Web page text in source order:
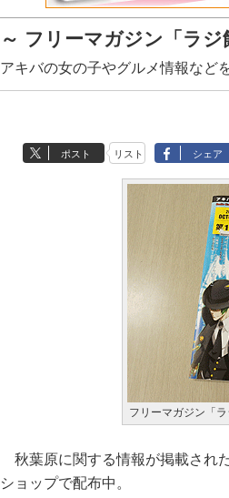
～ フリーマガジン「ラジ
アキバの女の子やグルメ情報など
ポスト リスト シェア
フリーマガジン「
秋葉原に関する情報が掲載され
ショップで配布中。